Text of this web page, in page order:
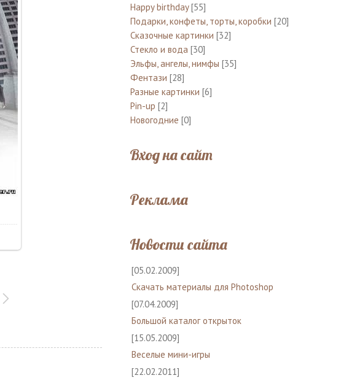
Happy birthday [55]
Подарки, конфеты, торты, коробки [20]
Сказочные картинки [32]
Стекло и вода [30]
Эльфы, ангелы, нимфы [35]
Фентази [28]
Разные картинки [6]
Pin-up [2]
Новогодние [0]
Вход на сайт
Реклама
Новости сайта
[05.02.2009]
Скачать материалы для Photoshop
[07.04.2009]
Большой каталог открыток
[15.05.2009]
Веселые мини-игры
[22.02.2011]